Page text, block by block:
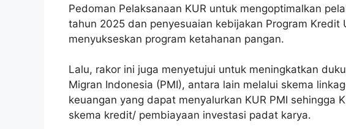
Pedoman Pelaksanaan KUR untuk mengoptimalkan
tahun 2025 dan penyesuaian kebijakan Program Kredit
menyukseskan program ketahanan pangan.
Lalu, rakor ini juga menyetujui untuk meningkatkan
Migran Indonesia (PMI), antara lain melalui skema
keuangan yang dapat menyalurkan KUR PMI sehingga
skema kredit/ pembiayaan investasi padat karya.